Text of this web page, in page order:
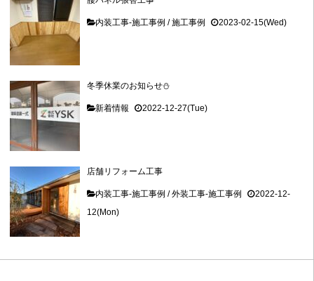
内装工事-施工事例 /施工事例 2023-02-15(Wed)
冬季休業のお知らせ⛄
新着情報 2022-12-27(Tue)
店舗リフォーム工事
内装工事-施工事例 /外装工事-施工事例
2022-12-
12(Mon)